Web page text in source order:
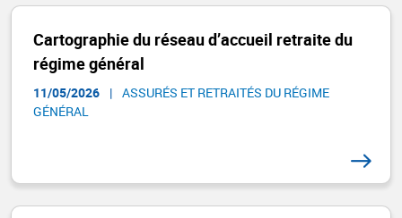
Cartographie du réseau d’accueil retraite du
régime général
11/05/2026 | ASSURÉS ET RETRAITÉS DU RÉGIME
GÉNÉRAL​